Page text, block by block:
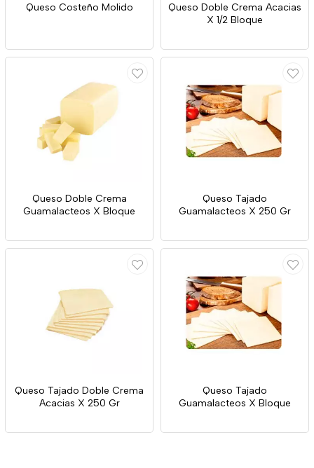
Queso Costeño Molido
Queso Doble Crema Acacias
X 1/2 Bloque
Queso Doble Crema
Guamalacteos X Bloque
Queso Tajado
Guamalacteos X 250 Gr
Queso Tajado Doble Crema
Acacias X 250 Gr
Queso Tajado
Guamalacteos X Bloque